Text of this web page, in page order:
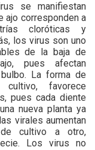
se manifiestan
ajo corresponden a
cloróticas y
los virus son uno
de la baja de
pues afectan
La forma de
favorece
pues cada diente
nueva planta ya
virales aumentan
cultivo a otro,
Los virus no